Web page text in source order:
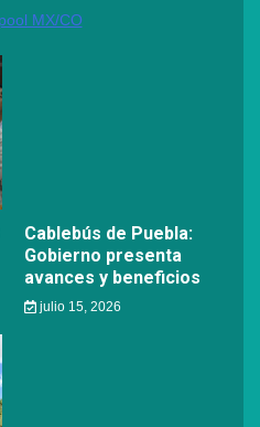
Cablebús de Puebla:
Gobierno presenta
avances y beneficios
julio 15, 2026